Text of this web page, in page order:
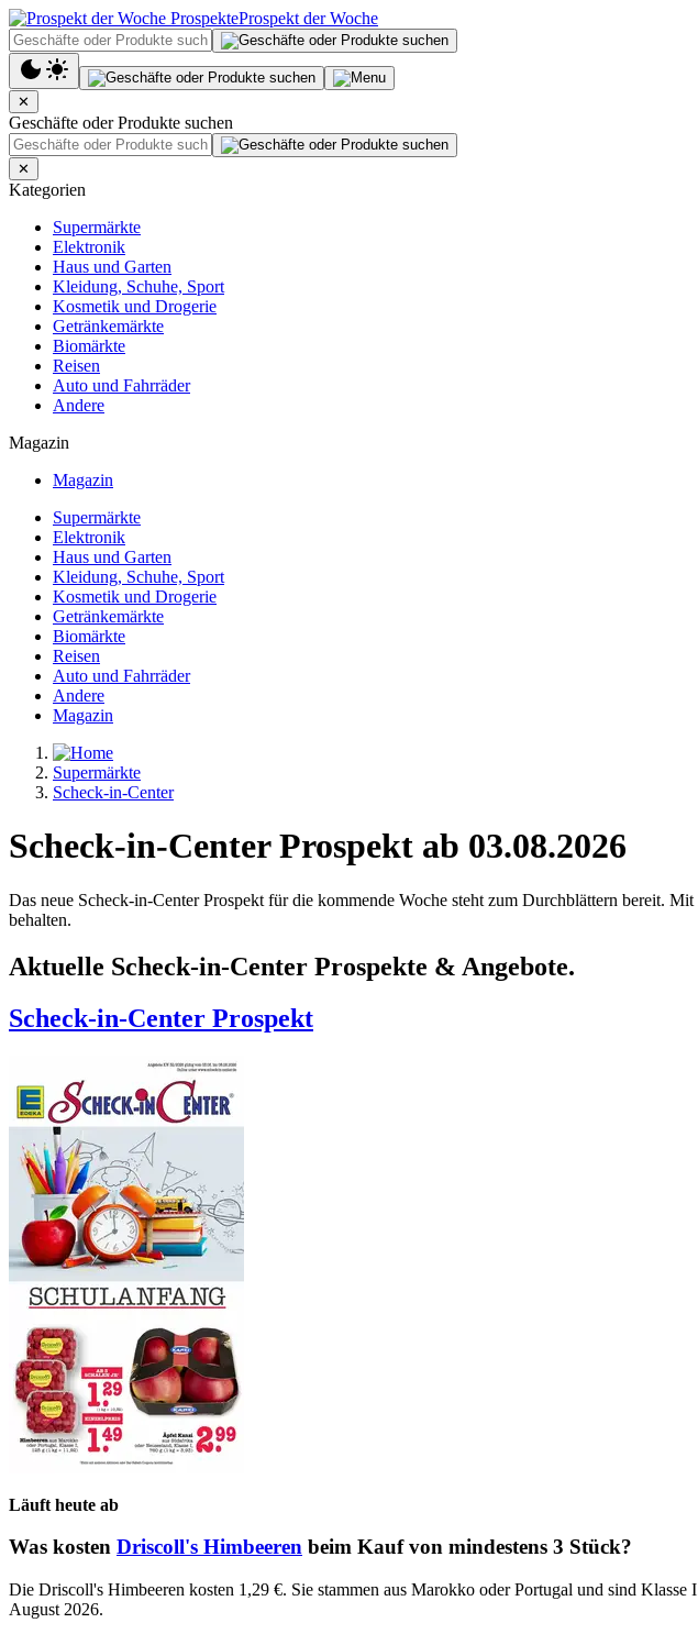
Prospekt der Woche
✕
Geschäfte oder Produkte suchen
✕
Kategorien
Supermärkte
Elektronik
Haus und Garten
Kleidung, Schuhe, Sport
Kosmetik und Drogerie
Getränkemärkte
Biomärkte
Reisen
Auto und Fahrräder
Andere
Magazin
Magazin
Supermärkte
Elektronik
Haus und Garten
Kleidung, Schuhe, Sport
Kosmetik und Drogerie
Getränkemärkte
Biomärkte
Reisen
Auto und Fahrräder
Andere
Magazin
Supermärkte
Scheck-in-Center
Scheck-in-Center Prospekt ab 03.08.2026
Das neue Scheck-in-Center Prospekt für die kommende Woche steht zum Durchblättern bereit.
behalten.
Aktuelle Scheck-in-Center Prospekte & Angebote.
Scheck-in-Center Prospekt
Läuft heute ab
Was kosten Driscoll's Himbeeren beim Kauf von mindestens 3 Stück?
Die Driscoll's Himbeeren kosten 1,29 €. Sie stammen aus Marokko oder Portugal und sind
August 2026.